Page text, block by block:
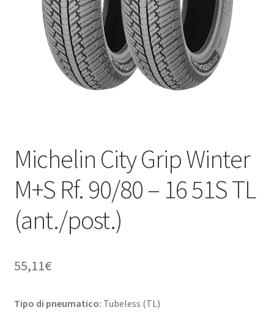
Michelin City Grip Winter
M+S Rf. 90/80 – 16 51S TL
(ant./post.)
55,11€
Tipo di pneumatico: Tubeless (TL)